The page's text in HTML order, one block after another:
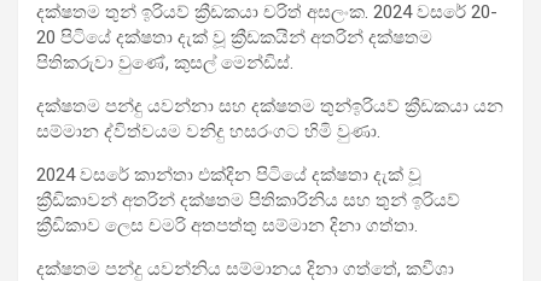
දක්ෂතම තුන් ඉරියව් ක්‍රීඩකයා චරිත් අසලංක. 2024 වසරේ 20-
20 පිටියේ දක්ෂතා දැක් වූ ක්‍රීඩකයින් අතරින් දක්ෂතම
පිතිකරුවා වුණේ, කුසල් මෙන්ඩිස්.
දක්ෂතම පන්දු යවන්නා සහ දක්ෂතම තුන්ඉරියව් ක්‍රීඩකයා යන
සම්මාන ද්විත්වයම වනිදු හසරංගට හිමි වුණා.
2024 වසරේ කාන්තා එක්දින පිටියේ දක්ෂතා දැක් වූ
ක්‍රීඩිකාවන් අතරින් දක්ෂතම පිතිකාරිනිය සහ තුන් ඉරියව්
ක්‍රීඩිකාව ලෙස චමරි අතපත්තු සම්මාන දිනා ගත්තා.
දක්ෂතම පන්දු යවන්නිය සම්මානය දිනා ගත්තේ, කවීශා